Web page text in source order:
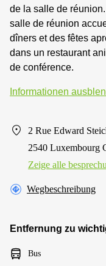
de la salle de
salle de réunion
dîners et des fêtes
dans un restaurant
de conférence.
Informationen
2 Rue Edward
2540 Luxembourg
Zeige alle
Wegbeschreibung
Entfernung zu
Bus